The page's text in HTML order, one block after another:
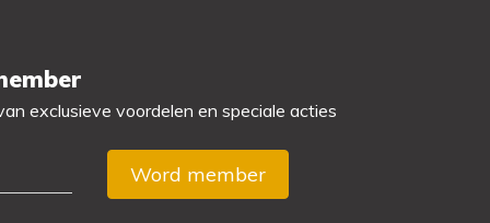
exclusieve voordelen en speciale acties